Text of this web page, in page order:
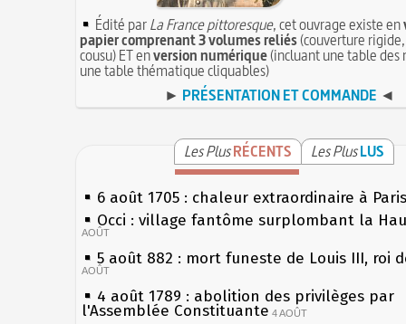
Édité parLa France pittoresque, cet ouvrage existe en
papier comprenant 3 volumes reliés(couverture
cousu) ET enversion numérique(incluant une table des
une table thématique cliquables)
► PRÉSENTATION ET COMMANDE ◄
Les PlusRÉCENTS Les PlusLUS
6 août 1705 : chaleur extraordinaire à Paris
Occi : village fantôme surplombant la
AOÛT
5 août 882 : mort funeste de Louis III, roi
AOÛT
4 août 1789 : abolition des privilèges par
l'Assemblée Constituante 4 AOÛT